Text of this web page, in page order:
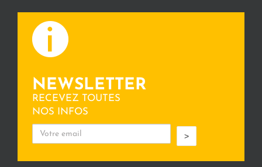
NEWSLETTER
RECEVEZ TOUTES
NOS INFOS
>